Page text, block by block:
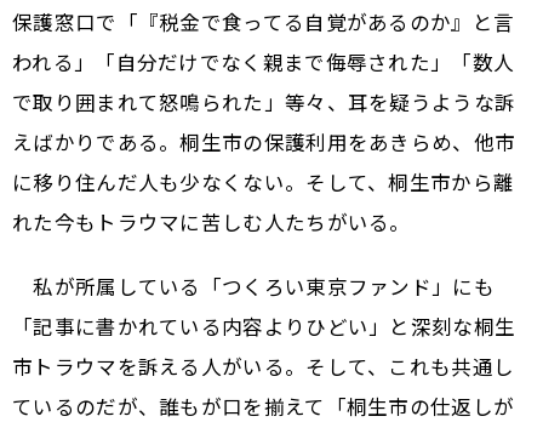
保護窓口で「『税金で食ってる自覚があるのか』と言
われる」「自分だけでなく親まで侮辱された」「数人
で取り囲まれて怒鳴られた」等々、耳を疑うような訴
えばかりである。桐生市の保護利用をあきらめ、他市
に移り住んだ人も少なくない。そして、桐生市から離
れた今もトラウマに苦しむ人たちがいる。
私が所属している「つくろい東京ファンド」にも
「記事に書かれている内容よりひどい」と深刻な桐生
市トラウマを訴える人がいる。そして、これも共通し
ているのだが、誰もが口を揃えて「桐生市の仕返しが